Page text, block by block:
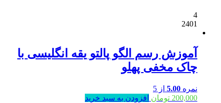
4
2401
آموزش رسم الگو پالتو یقه انگلیسی با
چاک مخفی پهلو
نمره 5.00 از 5
200,000 تومان افزودن به سبد خرید